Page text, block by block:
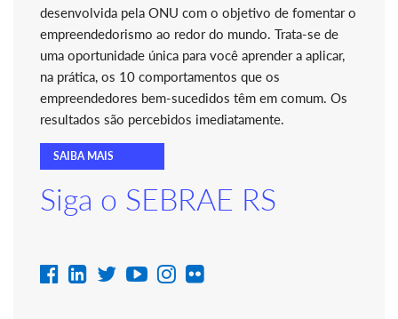
desenvolvida pela ONU com o objetivo de fomentar o
empreendedorismo ao redor do mundo. Trata-se de
uma oportunidade única para você aprender a aplicar,
na prática, os 10 comportamentos que os
empreendedores bem-sucedidos têm em comum. Os
resultados são percebidos imediatamente.
SAIBA MAIS
Siga o SEBRAE RS